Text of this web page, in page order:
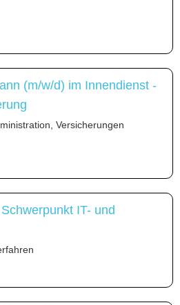
(m/w/d) im Innendienst -
Versicherungen
IT- und